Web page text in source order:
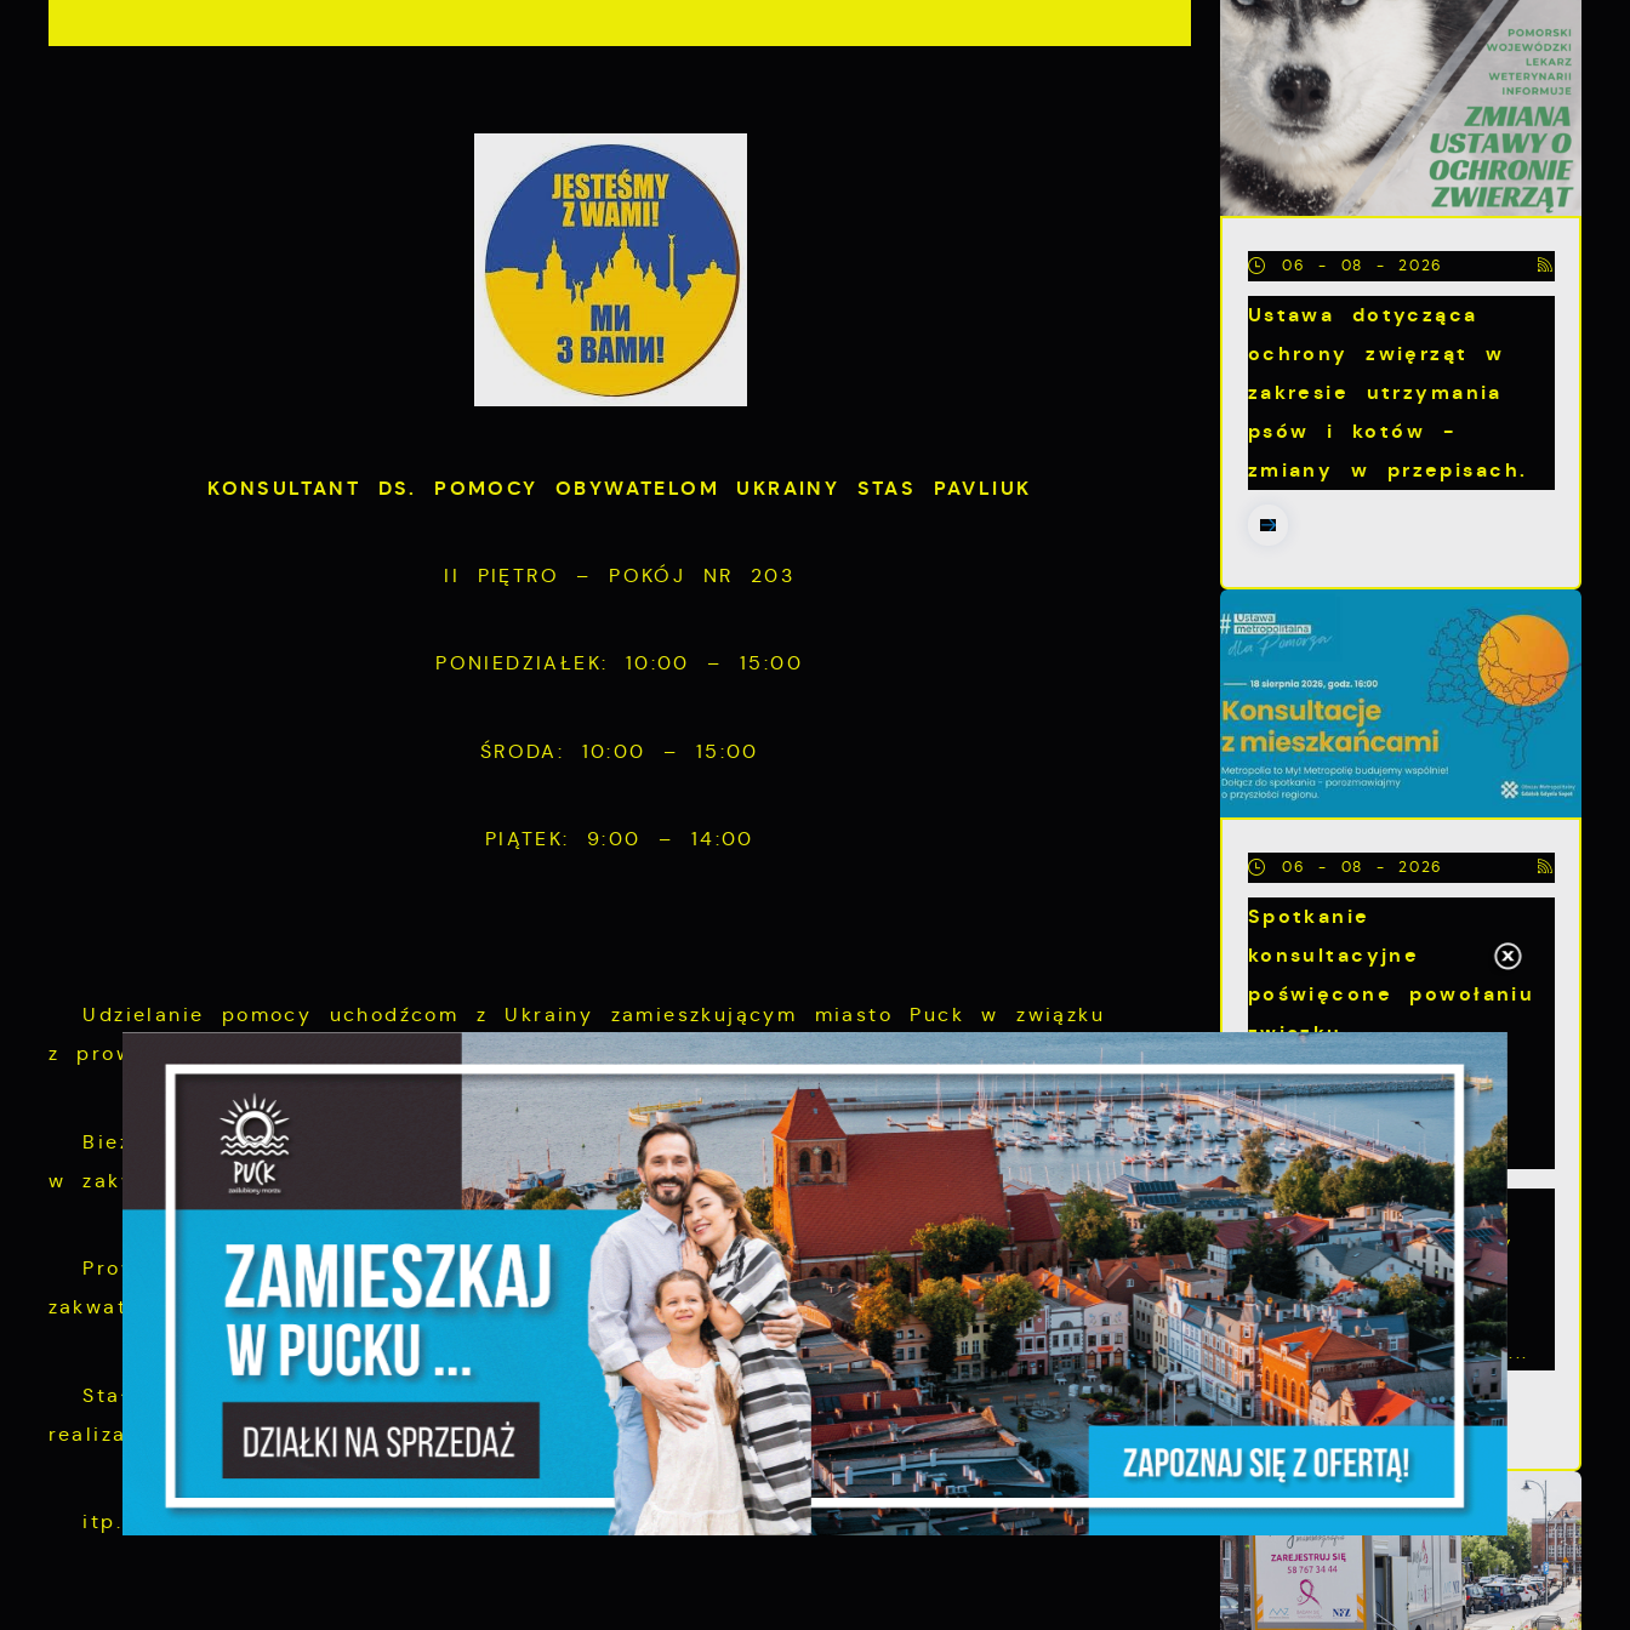
KONSULTANT DS. POMOCY OBYWATELOM UKRAINY STAS PAVLIUK
II PIĘTRO – POKÓJ NR 203
PONIEDZIAŁEK: 10:00 – 15:00
ŚRODA: 10:00 – 15:00
PIĄTEK: 9:00 – 14:00
Udzielanie pomocy uchodźcom z Ukrainy zamieszkującym miasto Puck w związku
z prowadzonym konfliktem zbrojnym na terytorium tego państwa,
Bieżące wsparcie w sprawach związanych z czynnościami administracyjnymi, pomoc
w zakwaterowaniu, wsparcie psychologiczne,
Prowadzenie ewidencji zakwaterowań obywateli Ukrainy w miejscach zbiorowego
zakwaterowania na terenie miasta Puck.
Stały kontakt z placówkami oświatowymi na terenie miasta Puck ( nadzór nad
realizacją obowiązku szkolnego przez obywateli Ukrainy).
itp.
06 - 08 - 2026
Ustawa dotycząca
ochrony zwięrząt w
zakresie utrzymania
psów i kotów -
zmiany w przepisach.
06 - 08 - 2026
Spotkanie
konsultacyjne
poświęcone powołaniu
związku
metropolitalnego w
województwie
pomorskim
Szanowni Państwo,
serdecznie zapraszamy
na otwarte spotkanie
konsultacyjne,
poświęcone powołaniu...
Ustawienia
Szanujemy Twoją prywatność. Możesz zmienić ustawienia
cookies lub zaakceptować je wszystkie. W dowolnym
momencie możesz dokonać zmiany swoich ustawień.
Niezbędne
Niezbędne pliki cookies służą do prawidłowego
funkcjonowania strony internetowej i umożliwiają Ci
komfortowe korzystanie z oferowanych przez nas usług.
Pliki cookies odpowiadają na podejmowane przez Ciebie
działania w celu m.in. dostosowania Twoich ustawień
preferencji prywatności, logowania czy wypełniania
formularzy. Dzięki plikom cookies strona, z której korzystasz,
Funkcjonalne i personalizacyjne
ZAPISZ WYBRANE